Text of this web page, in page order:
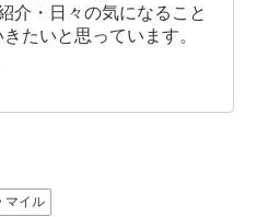
介・日々の気になること
たいと思っています。
マイル